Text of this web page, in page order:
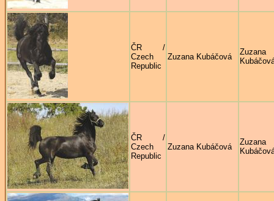
ČR /
Czech
Republic
Zuzana Kubáčová
Zuzana
ČR /
Czech
Republic
Zuzana Kubáčová
Zuzana